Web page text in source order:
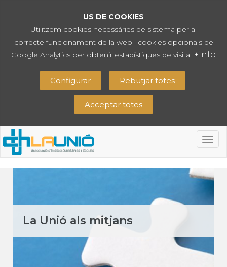
US DE COOKIES
Utilitzem cookies necessàries de sistema per al
correcte funcionament de la web i cookies opcionals de
Google Analytics per obtenir estadístiques de visita. +info
Configurar Rebutjar totes
Acceptar totes
La Unió als mitjans